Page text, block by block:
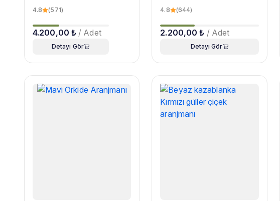
4.8 (571)
4.200,00 ₺ / Adet
Detayı Gör
4.8 (644)
2.200,00 ₺ / Adet
Detayı Gör